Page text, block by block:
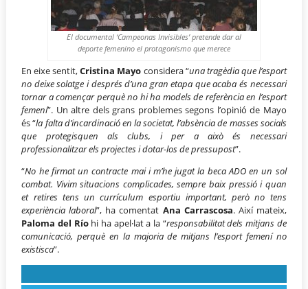
El documental ‘Campeonas Invisibles’ pretende dar al
deporte femenino el protagonismo que merece
En eixe sentit,Cristina Mayo considera “una tragèdia que l’esport
no deixe solatge i després d’una gran etapa que acaba és necessari
tornar a començar perquè no hi ha models de referència en l’esport
femení”. Un altre dels grans problemes segons l’opinió de Mayo
és “la falta d’incardinació en la societat, l’absència de masses socials
que protegisquen als clubs, i per a això és necessari
professionalitzar els projectes i dotar-los de pressupost”.
“No he firmat un contracte mai i m’he jugat la beca ADO en un sol
combat. Vivim situacions complicades, sempre baix pressió i quan
et retires tens un currículum esportiu important, però no tens
experiència laboral”, ha comentat Ana Carrascosa. Així mateix,
Paloma del Ríohi ha apel·lat a la “responsabilitat dels mitjans de
comunicació, perquè en la majoria de mitjans l’esport femení no
existisca”.